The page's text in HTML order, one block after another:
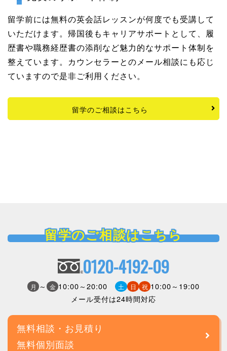
留学前には無料の英会話レッスンが何度でも受講して
いただけます。帰国後もキャリアサポートとして、履
歴書や職務経歴書の添削など魅力的なサポート体制を
整えています。カウンセラーとのメール相談にも応じ
ていますので是非ご利用ください。
留学のご相談はこちら
留学のご相談はこちら
0120-4192-09
月 ～ 金 10:00～20:00 土 日 祝 10:00～19:00
メール受付は24時間対応
無料相談・お見積り
無料個別面談